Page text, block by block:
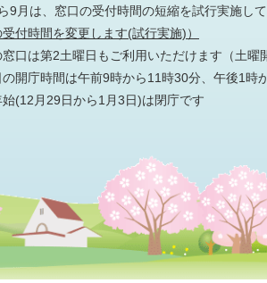
9月は、窓口の受付時間の短縮を試行実施し
受付時間を変更します(試行実施)）
窓口は第2土曜日もご利用いただけます （土曜
の開庁時間は午前9時から11時30分、午後1時
始(12月29日から1月3日)は閉庁です